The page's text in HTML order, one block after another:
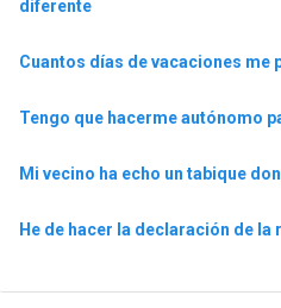
diferente
Cuantos días de vacaciones me
Tengo que hacerme autónomo
Mi vecino ha echo un tabique
He de hacer la declaración de la